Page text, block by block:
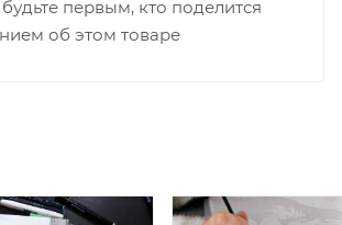
первым, кто поделится
об этом товаре